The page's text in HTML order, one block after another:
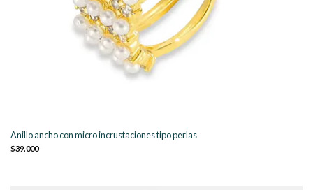
Anillo ancho con micro incrustaciones tipo perlas
$39.000